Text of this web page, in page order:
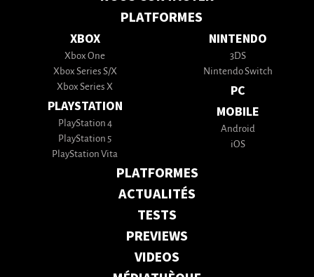
PLATFORMES
XBOX
Xbox One
Xbox Series S/X
Xbox Series X
PLAYSTATION
PlayStation 4
PlayStation 5
PlayStation Vita
NINTENDO
3DS
Nintendo Switch
PC
MOBILE
Android
iOS
PLATFORMES
ACTUALITÉS
TESTS
PREVIEWS
VIDEOS